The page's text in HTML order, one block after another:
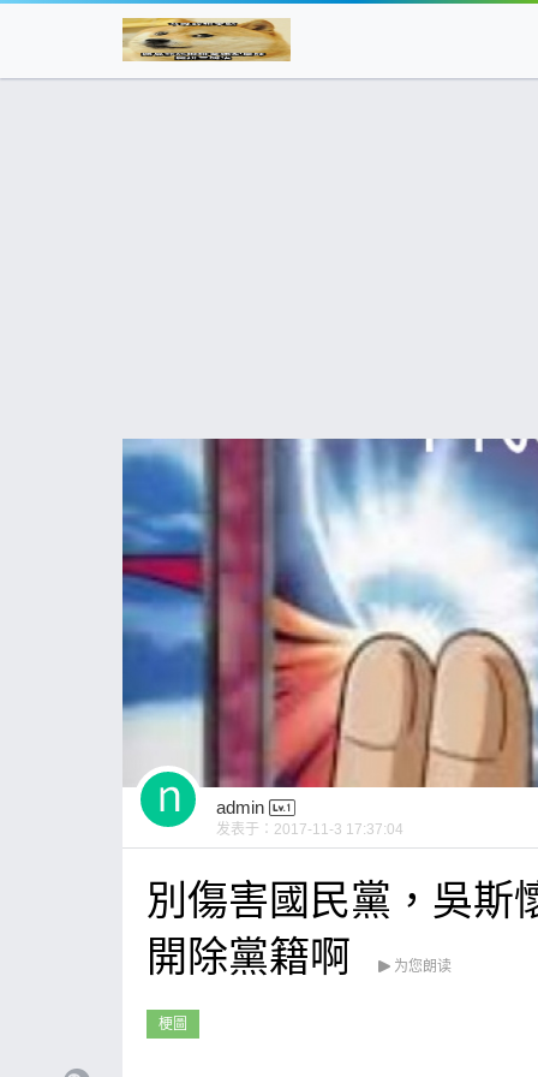
admin
发表于： 2017-11-3 17:37:04
別傷害國民黨，吳斯
開除黨籍啊
为您朗读
梗圖